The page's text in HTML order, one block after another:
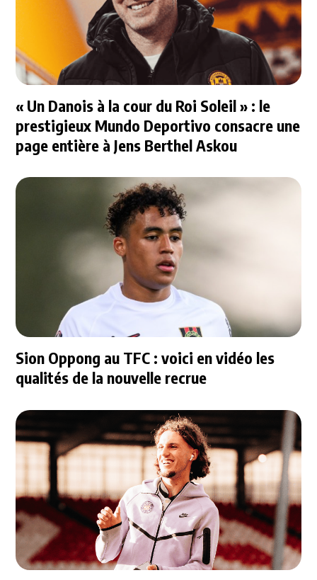
« Un Danois à la cour du Roi Soleil » : le
prestigieux Mundo Deportivo consacre une
page entière à Jens Berthel Askou
Sion Oppong au TFC : voici en vidéo les
qualités de la nouvelle recrue